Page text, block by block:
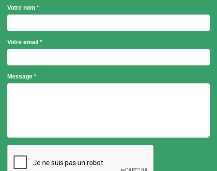
Votre nom *
Votre email *
Objet
*
Message *